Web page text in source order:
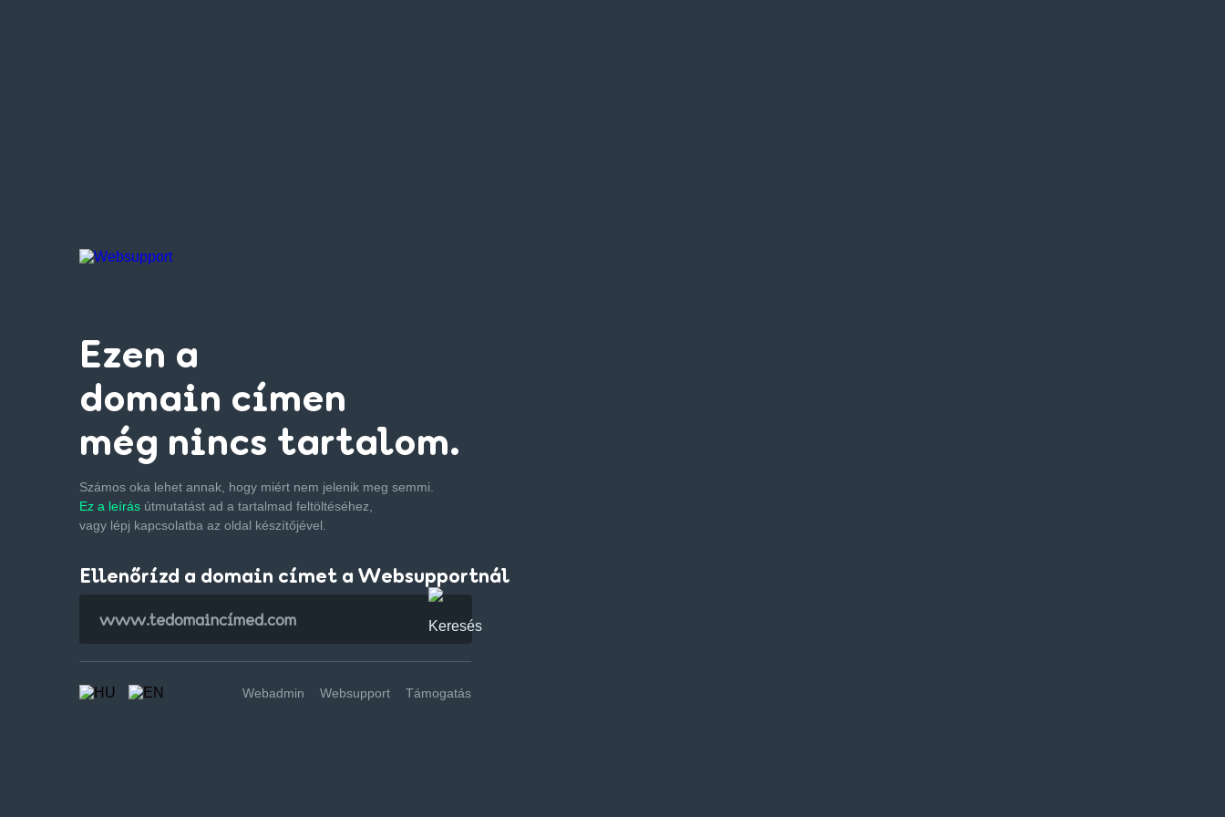
Ezen a
domain címen
még nincs tartalom.
Számos oka lehet annak, hogy miért nem jelenik meg semmi.
Ez a leírás útmutatást ad a tartalmad feltöltéséhez,
vagy lépj kapcsolatba az oldal készítőjével.
Ellenőrízd a domain címet a Websupportnál
Webadmin Websupport Támogatás